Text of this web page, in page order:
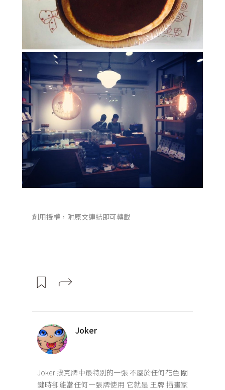
創用授權，附原文連結即可轉載
Joker
Joker 撲克牌中最特別的一張 不屬於任何花色 關
鍵時卻能當任何一張牌使用 它就是 王牌 插畫家